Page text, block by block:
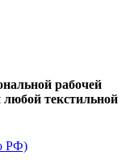
рабочей
текстильной
РФ)